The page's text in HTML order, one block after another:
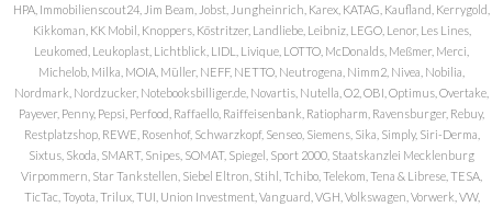
HPA, Immobilienscout24, Jim Beam, Jobst, Jungheinrich, Karex, KATAG, Kaufland, Kerrygold,
Kikkoman, KK Mobil, Knoppers, Köstritzer, Landliebe, Leibniz, LEGO, Lenor, Les Lines,
Leukomed, Leukoplast, Lichtblick, LIDL, Livique, LOTTO, McDonalds, Meßmer, Merci,
Michelob, Milka, MOIA, Müller, NEFF, NETTO, Neutrogena, Nimm2, Nivea, Nobilia,
Nordmark, Nordzucker, Notebooksbilliger.de, Novartis, Nutella, O2, OBI, Optimus, Overtake,
Payever, Penny, Pepsi, Perfood, Raffaello, Raiffeisenbank, Ratiopharm, Ravensburger, Rebuy,
Restplatzshop, REWE, Rosenhof, Schwarzkopf, Senseo, Siemens, Sika, Simply, Siri-Derma,
Sixtus, Skoda, SMART, Snipes, SOMAT, Spiegel, Sport 2000, Staatskanzlei Mecklenburg
Virpommern, Star Tankstellen, Siebel Eltron, Stihl, Tchibo, Telekom, Tena & Librese, TESA,
TicTac, Toyota, Trilux, TUI, Union Investment, Vanguard, VGH, Volkswagen, Vorwerk, VW,